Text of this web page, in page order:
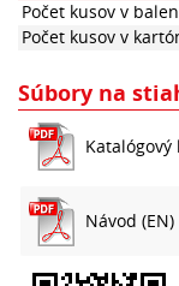
Počet kusov v
Počet kusov v
Súbory na
Katalógový
Návod (EN)